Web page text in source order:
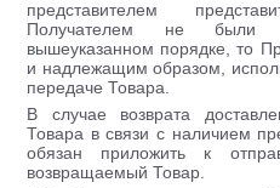
представителем
Получателем не были
вышеуказанном порядке, то
и надлежащим образом,
передаче Товара.
В случае возврата
Товара в связи с наличием
обязан приложить к
возвращаемый Товар.